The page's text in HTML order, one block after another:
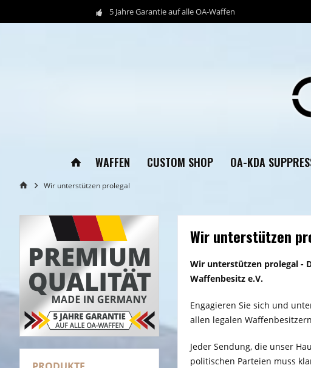
5 Jahre Garantie auf alle OA-Waffen
WAFFEN CUSTOM SHOP OA-KDA
Wir unterstützen prolegal
Wir unterstützen
Wir unterstützen prolegal -
Waffenbesitz e.V.
Engagieren Sie sich und
allen legalen
Jeder Sendung, die unser
politischen Parteien muss